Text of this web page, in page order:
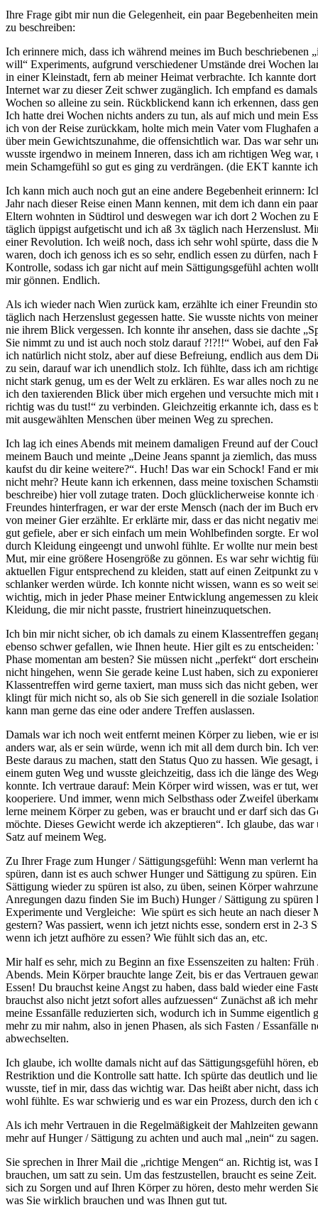
Ihre Frage gibt mir nun die Gelegenheit, ein paar Begebenheiten
zu beschreiben:
Ich erinnere mich, dass ich während meines im Buch beschriebenen
will“ Experiments, aufgrund verschiedener Umstände drei Wochen
in einer Kleinstadt, fern ab meiner Heimat verbrachte. Ich kannte
Internet war zu dieser Zeit schwer zugänglich. Ich empfand es
Wochen so alleine zu sein. Rückblickend kann ich erkennen, dass
Ich hatte drei Wochen nichts anders zu tun, als auf mich und mein
ich von der Reise zurückkam, holte mich mein Vater vom Flughafen
über mein Gewichtszunahme, die offensichtlich war. Das war sehr
wusste irgendwo in meinem Inneren, dass ich am richtigen Weg war,
mein Schamgefühl so gut es ging zu verdrängen. (die EKT kannte
Ich kann mich auch noch gut an eine andere Begebenheit erinnern:
Jahr nach dieser Reise einen Mann kennen, mit dem ich dann ein
Eltern wohnten in Südtirol und deswegen war ich dort 2 Wochen zu
täglich üppigst aufgetischt und ich aß 3x täglich nach Herzenslust.
einer Revolution. Ich weiß noch, dass ich sehr wohl spürte, dass die
waren, doch ich genoss ich es so sehr, endlich essen zu dürfen, nach
Kontrolle, sodass ich gar nicht auf mein Sättigungsgefühl achten
mir gönnen. Endlich.
Als ich wieder nach Wien zurück kam, erzählte ich einer Freundin
täglich nach Herzenslust gegessen hatte. Sie wusste nichts von
nie ihrem Blick vergessen. Ich konnte ihr ansehen, dass sie dachte
Sie nimmt zu und ist auch noch stolz darauf ?!?!!“ Wobei, auf den
ich natürlich nicht stolz, aber auf diese Befreiung, endlich aus dem
zu sein, darauf war ich unendlich stolz. Ich fühlte, dass ich am
nicht stark genug, um es der Welt zu erklären. Es war alles noch zu
ich den taxierenden Blick über mich ergehen und versuchte mich mit
richtig was du tust!“ zu verbinden. Gleichzeitig erkannte ich, dass es
mit ausgewählten Menschen über meinen Weg zu sprechen.
Ich lag ich eines Abends mit meinem damaligen Freund auf der
meinem Bauch und meinte „Deine Jeans spannt ja ziemlich, das
kaufst du dir keine weitere?“. Huch! Das war ein Schock! Fand er
nicht mehr? Heute kann ich erkennen, dass meine toxischen
beschreibe) hier voll zutage traten. Doch glücklicherweise konnte ich
Freundes hinterfragen, er war der erste Mensch (nach der im Buch
von meiner Gier erzählte. Er erklärte mir, dass er das nicht negativ
gut gefiele, aber er sich einfach um mein Wohlbefinden sorgte. Er
durch Kleidung eingeengt und unwohl fühlte. Er wollte nur mein
Mut, mir eine größere Hosengröße zu gönnen. Es war sehr wichtig
aktuellen Figur entsprechend zu kleiden, statt auf einen Zeitpunkt zu
schlanker werden würde. Ich konnte nicht wissen, wann es so weit
wichtig, mich in jeder Phase meiner Entwicklung angemessen zu
Kleidung, die mir nicht passte, frustriert hineinzuquetschen.
Ich bin mir nicht sicher, ob ich damals zu einem Klassentreffen
ebenso schwer gefallen, wie Ihnen heute. Hier gilt es zu entscheiden:
Phase momentan am besten? Sie müssen nicht „perfekt“ dort
nicht hingehen, wenn Sie gerade keine Lust haben, sich zu
Klassentreffen wird gerne taxiert, man muss sich das nicht geben,
klingt für mich nicht so, als ob Sie sich generell in die soziale
kann man gerne das eine oder andere Treffen auslassen.
Damals war ich noch weit entfernt meinen Körper zu lieben, wie er
anders war, als er sein würde, wenn ich mit all dem durch bin. Ich
Beste daraus zu machen, statt den Status Quo zu hassen. Wie
einem guten Weg und wusste gleichzeitig, dass ich die länge des
konnte. Ich vertraue darauf: Mein Körper wird wissen, was er tut,
kooperiere. Und immer, wenn mich Selbsthass oder Zweifel
lerne meinem Körper zu geben, was er braucht und er darf sich das
möchte. Dieses Gewicht werde ich akzeptieren“. Ich glaube, das
Satz auf meinem Weg.
Zu Ihrer Frage zum Hunger / Sättigungsgefühl: Wenn man verlernt
spüren, dann ist es auch schwer Hunger und Sättigung zu spüren.
Sättigung wieder zu spüren ist also, zu üben, seinen Körper
Anregungen dazu finden Sie im Buch) Hunger / Sättigung zu spüren
Experimente und Vergleiche: Wie spürt es sich heute an nach dieser
gestern? Was passiert, wenn ich jetzt nichts esse, sondern erst in 2-3
wenn ich jetzt aufhöre zu essen? Wie fühlt sich das an, etc.
Mir half es sehr, mich zu Beginn an fixe Essenszeiten zu halten:
Abends. Mein Körper brauchte lange Zeit, bis er das Vertrauen
Essen! Du brauchst keine Angst zu haben, dass bald wieder eine
brauchst also nicht jetzt sofort alles aufzuessen“ Zunächst aß ich
meine Essanfälle reduzierten sich, wodurch ich in Summe eigentlich
mehr zu mir nahm, also in jenen Phasen, als sich Fasten / Essanfälle
abwechselten.
Ich glaube, ich wollte damals nicht auf das Sättigungsgefühl hören,
Restriktion und die Kontrolle satt hatte. Ich spürte das deutlich und
wusste, tief in mir, dass das wichtig war. Das heißt aber nicht, dass
wohl fühlte. Es war schwierig und es war ein Prozess, durch den ich
Als ich mehr Vertrauen in die Regelmäßigkeit der Mahlzeiten
mehr auf Hunger / Sättigung zu achten und auch mal „nein“ zu sagen.
Sie sprechen in Ihrer Mail die „richtige Mengen“ an. Richtig ist, was
brauchen, um satt zu sein. Um das festzustellen, braucht es seine
sich zu Sorgen und auf Ihren Körper zu hören, desto mehr werden
was Sie wirklich brauchen und was Ihnen gut tut.